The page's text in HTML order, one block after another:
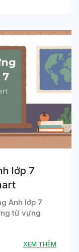
lớp 7
Anh lớp 7
từ vựng
XEM THÊM